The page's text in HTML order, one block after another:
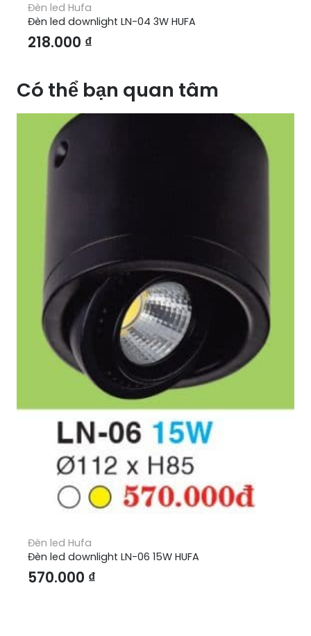
Đèn led Hufa
Đèn led downlight LN-04 3W HUFA
218.000 ₫
Có thể bạn quan tâm
Đèn led Hufa
Đèn led downlight LN-06 15W HUFA
570.000 ₫